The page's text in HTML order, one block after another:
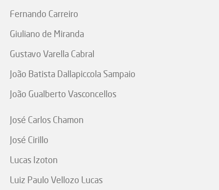
Fernando Carreiro
Giuliano de Miranda
Gustavo Varella Cabral
João Batista Dallapiccola Sampaio
João Gualberto Vasconcellos
José Carlos Chamon
José Cirillo
Lucas Izoton
Luiz Paulo Vellozo Lucas